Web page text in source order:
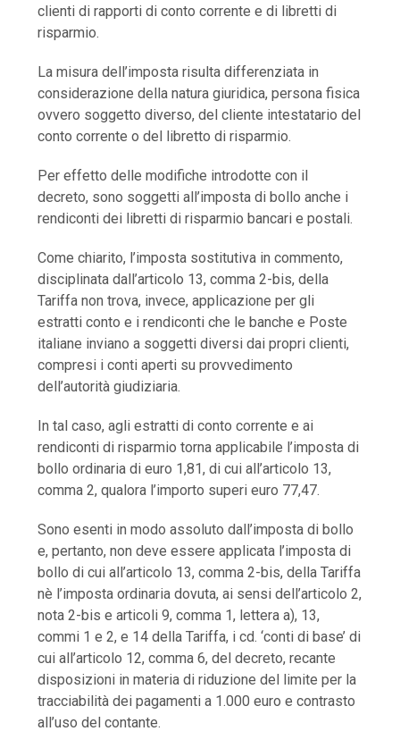
clienti di rapporti di conto corrente e di libretti di
risparmio.
La misura dell’imposta risulta differenziata in
considerazione della natura giuridica, persona fisica
ovvero soggetto diverso, del cliente intestatario del
conto corrente o del libretto di risparmio.
Per effetto delle modifiche introdotte con il
decreto, sono soggetti all’imposta di bollo anche i
rendiconti dei libretti di risparmio bancari e postali.
Come chiarito, l’imposta sostitutiva in commento,
disciplinata dall’articolo 13, comma 2-bis, della
Tariffa non trova, invece, applicazione per gli
estratti conto e i rendiconti che le banche e Poste
italiane inviano a soggetti diversi dai propri clienti,
compresi i conti aperti su provvedimento
dell’autorità giudiziaria.
In tal caso, agli estratti di conto corrente e ai
rendiconti di risparmio torna applicabile l’imposta di
bollo ordinaria di euro 1,81, di cui all’articolo 13,
comma 2, qualora l’importo superi euro 77,47.
Sono esenti in modo assoluto dall’imposta di bollo
e, pertanto, non deve essere applicata l’imposta di
bollo di cui all’articolo 13, comma 2-bis, della Tariffa
nè l’imposta ordinaria dovuta, ai sensi dell’articolo 2,
nota 2-bis e articoli 9, comma 1, lettera a), 13,
commi 1 e 2, e 14 della Tariffa, i cd. ‘conti di base’ di
cui all’articolo 12, comma 6, del decreto, recante
disposizioni in materia di riduzione del limite per la
tracciabilità dei pagamenti a 1.000 euro e contrasto
all’uso del contante.